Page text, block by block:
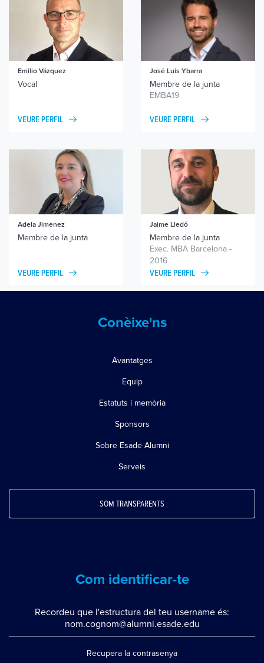
Emilio Vázquez
Vocal
VEURE PERFIL
José Luis Ybarra
Membre de la junta
EMBA19
VEURE PERFIL
Adela Jimenez
Membre de la junta
VEURE PERFIL
Jaime Lledó
Membre de la junta
Exec. MBA Barcelona -
2016
VEURE PERFIL
Conèixe'ns
Avantatges
Equip
Estatuts i memòria
Sponsors
Sobre Esade Alumni
Serveis
SOM TRANSPARENTS
Com identificar-te
Recordeu que l'estructura del teu username és:
nom.cognom@alumni.esade.edu
Recupera la contrasenya